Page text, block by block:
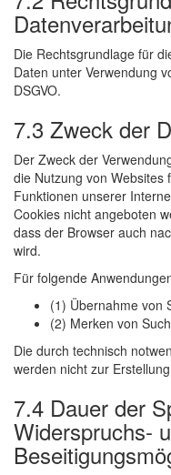
Die Rechtsgrundlage für
Daten unter Verwendung
DSGVO.
7.3 Zweck der
Der Zweck der
die Nutzung von Websites
Funktionen unserer
Cookies nicht angeboten
dass der Browser auch
wird.
Für folgende
(1) Übernahme von
(2) Merken von
Die durch technisch
werden nicht zur
7.4 Dauer der
Widerspruchs-